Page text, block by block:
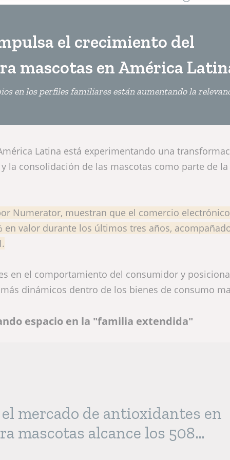
el crecimiento del
mascotas en América
en los perfiles familiares están aumentando la
Latina está experimentando una
la consolidación de las mascotas como parte de la
Numerator, muestran que el comercio
en valor durante los últimos tres años,
en el comportamiento del consumidor y
dinámicos dentro de los bienes de consumo
espacio en la "familia extendida"
mercado de antioxidantes en
mascotas alcance los 508